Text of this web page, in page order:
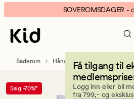
Nelia
hamam
håndkle
blå
banner.
Klikk
ESCAPE
pause.
SOVEROMSDAGER -
Få tilgang til
Logg inn eller bli
fra 799,- og
Baderom Håndklær og kluter
Salg -70%*